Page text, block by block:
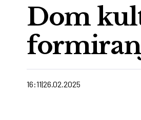
Dom
16:11 26.02.2025